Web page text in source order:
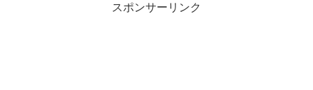
スポンサーリンク